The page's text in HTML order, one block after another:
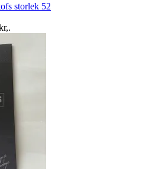
storlek 52
,.